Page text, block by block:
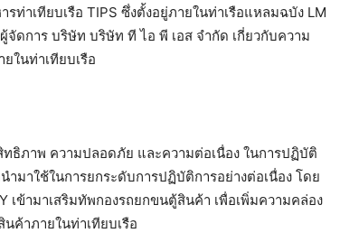
ท่าเทียบเรือ TIPS ซึ่งตั้งอยู่ภายในท่าเรือแหลมฉบัง LM
ดการ บริษัท บริษัท ที ไอ พี เอส จำกัด เกี่ยวกับความ
ในท่าเทียบเรือ
ธิภาพ ความปลอดภัย และความต่อเนื่อง ในการปฏิบัติ
มาใช้ในการยกระดับการปฏิบัติการอย่างต่อเนื่อง โดย
ข้ามาเสริมทัพกองรถยกขนตู้สินค้า เพื่อเพิ่มความคล่อง
ค้าภายในท่าเทียบเรือ